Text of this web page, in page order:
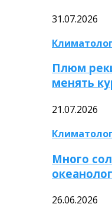
31.07.2026
Плюм
менять
21.07.2026
Много
26.06.2026